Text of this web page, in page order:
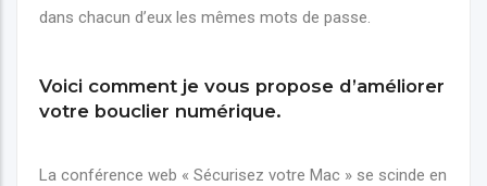
dans chacun d’eux les mêmes mots de passe.
Voici comment je vous propose d’améliorer
votre bouclier numérique.
La conférence web « Sécurisez votre Mac » se scinde en